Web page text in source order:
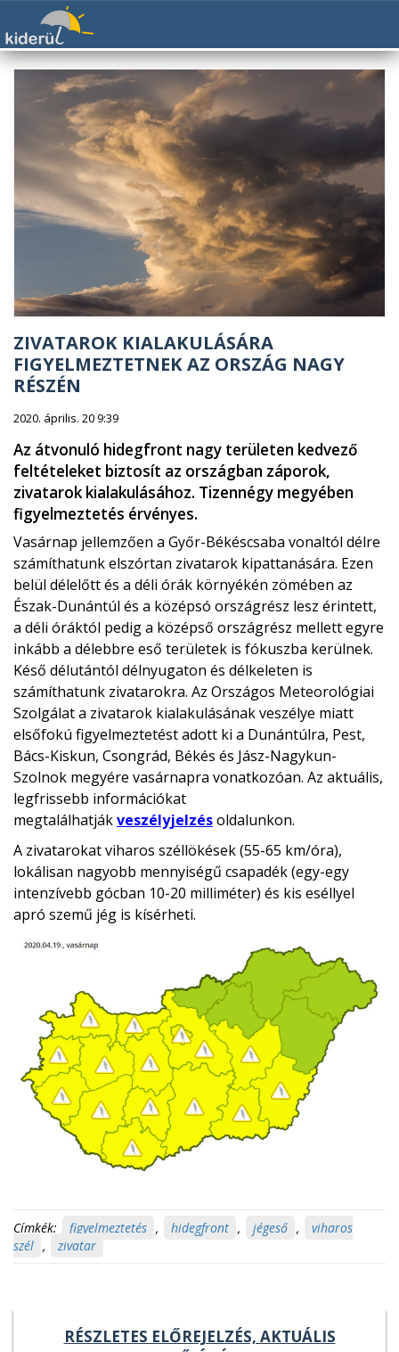
ZIVATAROK KIALAKULÁSÁRA
FIGYELMEZTETNEK AZ ORSZÁG NAGY
RÉSZÉN
2020. április. 20 9:39
Az átvonuló hidegfront nagy területen kedvező
feltételeket biztosít az országban záporok,
zivatarok kialakulásához. Tizennégy megyében
figyelmeztetés érvényes.
Vasárnap jellemzően a Győr-Békéscsaba vonaltól délre
számíthatunk elszórtan zivatarok kipattanására. Ezen
belül délelőtt és a déli órák környékén zömében az
Észak-Dunántúl és a középsó országrész lesz érintett,
a déli óráktól pedig a középső országrész mellett egyre
inkább a délebbre eső területek is fókuszba kerülnek.
Késő délutántól délnyugaton és délkeleten is
számíthatunk zivatarokra. Az Országos Meteorológiai
Szolgálat a zivatarok kialakulásának veszélye miatt
elsőfokú figyelmeztetést adott ki a Dunántúlra, Pest,
Bács-Kiskun, Csongrád, Békés és Jász-Nagykun-
Szolnok megyére vasárnapra vonatkozóan. Az aktuális,
legfrissebb információkat
megtalálhatjákveszélyjelzésoldalunkon.
A zivatarokat viharos széllökések (55-65 km/óra),
lokálisan nagyobb mennyiségű csapadék (egy-egy
intenzívebb gócban 10-20 milliméter) és kis eséllyel
apró szemű jég is kísérheti.
Címkék: figyelmeztetés , hidegfront , jégeső ,
viharos
szél , zivatar
RÉSZLETES ELŐREJELZÉS, AKTUÁLIS